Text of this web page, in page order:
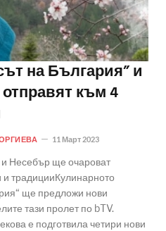
на България” и
към 4
11 Март 2023
Несебър ще очароват
и традицииКулинарното
ще предложи нови
тази пролет по bTV.
е подготвила четири нови